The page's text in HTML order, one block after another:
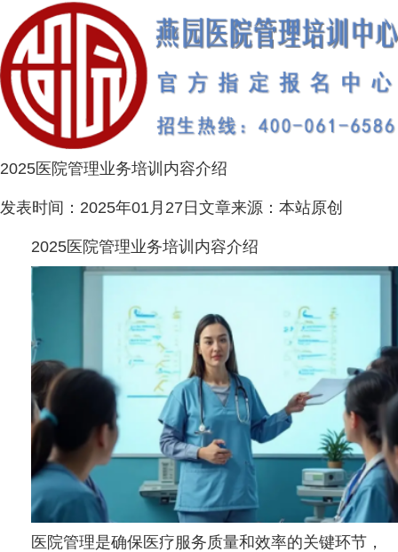
2025医院管理业务培训内容介绍
发表时间： 2025年01月27日 文章来源： 本站原创
2025医院管理业务培训内容介绍
医院管理是确保医疗服务质量和效率的关键环节，